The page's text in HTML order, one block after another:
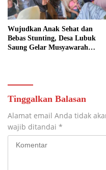
Wujudkan Anak Sehat dan
Bebas Stunting, Desa Lubuk
Saung Gelar Musyawarah
Tinggalkan Balasan
Alamat email Anda tidak
wajib ditandai *